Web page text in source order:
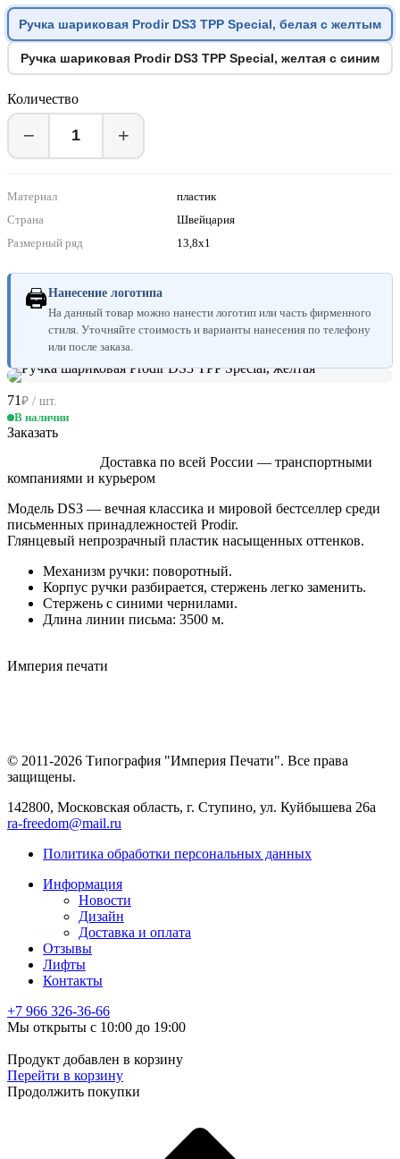
Ручка шариковая Prodir DS3 TPP Special, белая с желтым
Ручка шариковая Prodir DS3 TPP Special, желтая с синим
Количество
− +
Материал
пластик
Страна
Швейцария
Размерный ряд
13,8х1
🖨Нанесение логотипа
На данный товар можно нанести логотип или часть фирменного
стиля. Уточняйте стоимость и варианты нанесения по телефону
или после заказа.
71 ₽ / шт.
В наличии
Заказать
Доставка по всей России — транспортными
компаниями и курьером
Модель DS3 — вечная классика и мировой бестселлер среди
письменных принадлежностей Prodir.
Глянцевый непрозрачный пластик насыщенных оттенков.
Механизм ручки: поворотный.
Корпус ручки разбирается, стержень легко заменить.
Стержень с синими чернилами.
Длина линии письма: 3500 м.
Империя печати
© 2011-2026 Типография "Империя Печати". Все права
защищены.
142800, Московская область, г. Ступино, ул. Куйбышева 26а
ra-freedom@mail.ru
Политика обработки персональных данных
Информация
Новости
Дизайн
Доставка и оплата
Отзывы
Лифты
Контакты
+7 966 326-36-66
Мы открыты с 10:00 до 19:00
Продукт добавлен в корзину
Перейти в корзину
Продолжить покупки